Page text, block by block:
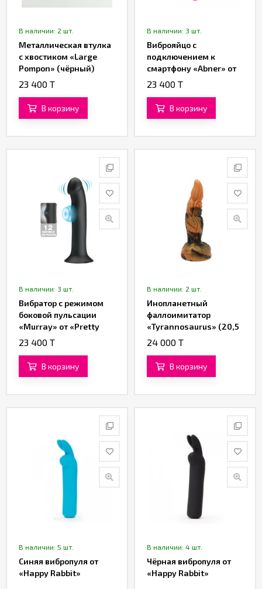
В наличии: 2 шт.
Металлическая втулка
с хвостиком «Large
Pompon» (чёрный)
23 400 T
В корзину
В наличии: 3 шт.
Виброяйцо с
подключением к
смартфону «Abner» от
«Pretty love»
23 400 T
В корзину
В наличии: 3 шт.
Вибратор с режимом
боковой пульсации
«Murray» от «Pretty
love» (чёрный)
23 400 T
В корзину
В наличии: 2 шт.
Инопланетный
фаллоимитатор
«Tyrannosaurus» (20,5
см)
24 000 T
В корзину
В наличии: 5 шт.
Синяя вибропуля от
«Happy Rabbit»
В наличии: 4 шт.
Чёрная вибропуля от
«Happy Rabbit»